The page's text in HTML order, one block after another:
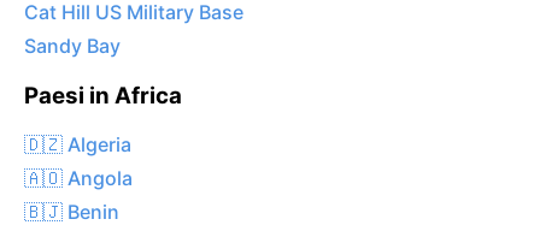
Cat Hill US Military Base
Sandy Bay
Paesi in Africa
🇩🇿 Algeria
🇦🇴 Angola
🇧🇯 Benin